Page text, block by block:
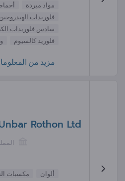
مواد مبردة
فلوريدات الهيدروجين
سادس فلوريدات
فلوريد كالسيوم
مزيد من
Rothon Ltd
ألوان
مكسبات